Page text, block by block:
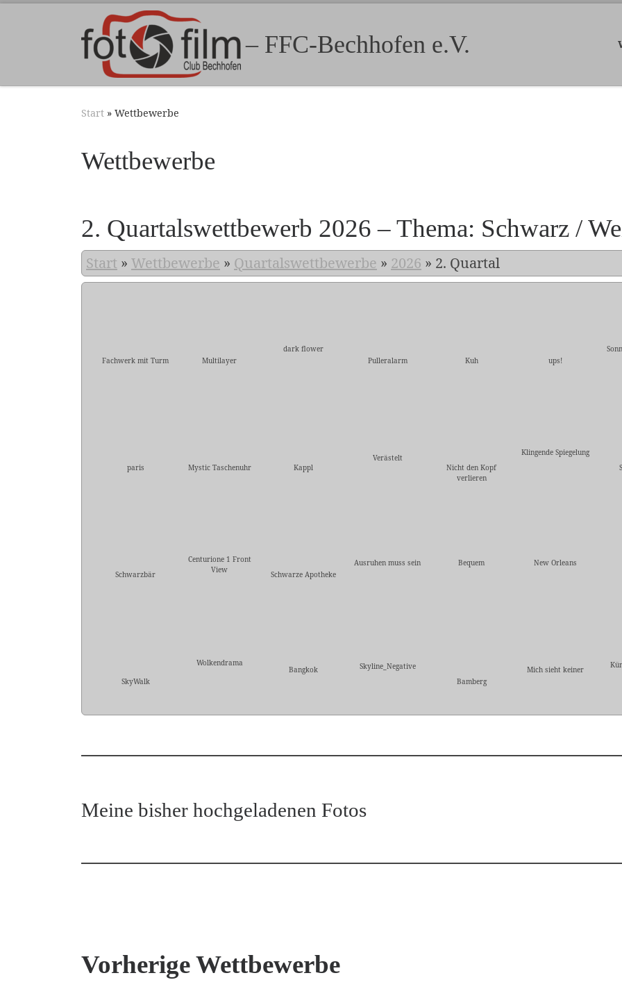
Zum Inhalt springen
– FFC-Bechhofen e.V.
Start » Wettbewerbe
Wettbewerbe
2. Quartalswettbewerb 2026 – Thema: Schwarz /
Start » Wettbewerbe » Quartalswettbewerbe » 2026 » 2. Quartal
Fachwerk mit Turm Multilayer
dark flower
Pulleralarm
Kuh ups!
paris Mystic Taschenuhr Kappl
Verästelt
Nicht den Kopf
verlieren
Klingende Spiegelung
Schwarzbär
Centurione 1 Front
View
Schwarze Apotheke
Ausruhen muss sein Bequem
New Orleans
SkyWalk
Wolkendrama
Bangkok
Skyline_Negative
Bamberg
Mich sieht keiner
Meine bisher hochgeladenen Fotos
Vorherige Wettbewerbe